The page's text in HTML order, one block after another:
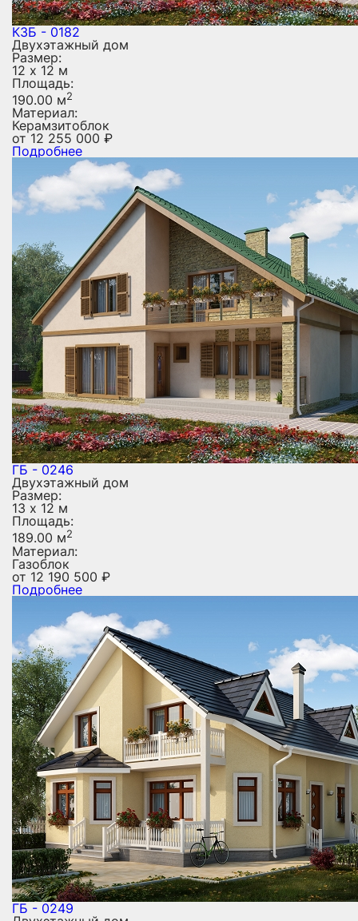
КЗБ - 0182
Двухэтажный дом
Размер:
12 х 12 м
Площадь:
190.00 м2
Материал:
Керамзитоблок
от12 255 000 ₽
Подробнее
ГБ - 0246
Двухэтажный дом
Размер:
13 х 12 м
Площадь:
189.00 м2
Материал:
Газоблок
от 12 190 500 ₽
Подробнее
ГБ - 0249